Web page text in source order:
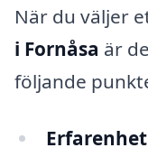
När du väljer
i Fornåsa är
följande